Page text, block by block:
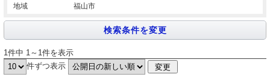
地域
福山市
1件中 1～1件を表示
件ずつ表示